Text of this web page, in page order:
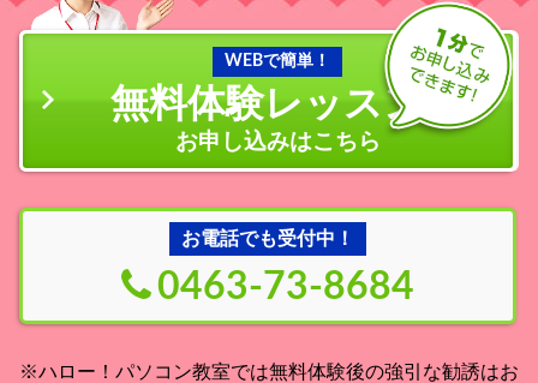
WEBで簡単！
無料体験レッスン
お申し込みはこちら
お電話でも受付中！
0463-73-8684
※ハロー！パソコン教室では無料体験後の強引な勧誘はお